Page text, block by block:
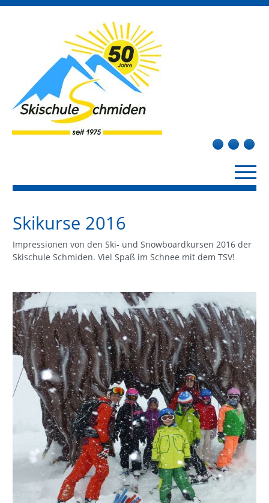
Skikurse 2016
Impressionen von den Ski- und Snowboardkursen 2016 der
Skischule Schmiden. Viel Spaß im Schnee mit dem TSV!